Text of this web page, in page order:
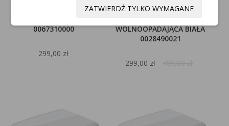
DURAVIT D-CODE DESKA
0067310000
299,00 zł
DURAVIT D-CODE DESKA
WOLNOOPADAJĄCA BIAŁA
0028490021
299,00 zł
ZATWIERDŹ TYLKO WYMAGANE